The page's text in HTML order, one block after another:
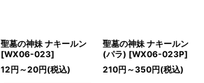
聖墓の神妹 ナキールン
[WX06-023]
12円 ～20円(税込)
聖墓の神妹 ナキールン
(パラ) [WX06-023P]
210円 ～350円(税込)